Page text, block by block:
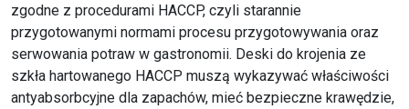
zgodne z procedurami HACCP, czyli starannie
przygotowanymi normami procesu przygotowywania oraz
serwowania potraw w gastronomii. Deski do krojenia ze
szkła hartowanego HACCP muszą wykazywać właściwości
antyabsorbcyjne dla zapachów, mieć bezpieczne krawędzie,